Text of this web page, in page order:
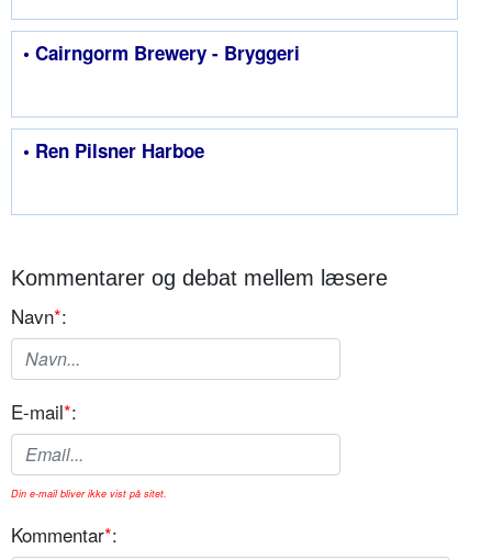
• Cairngorm Brewery - Bryggeri
• Ren Pilsner Harboe
Kommentarer og debat mellem læsere
Navn*:
E-mail*:
Din e-mail bliver ikke vist på sitet.
Kommentar*: